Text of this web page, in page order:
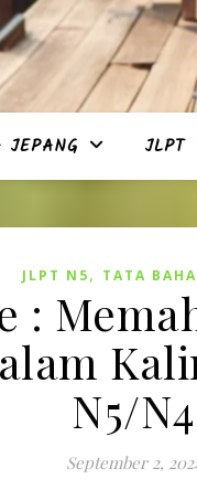
JEPANG JLPT
JLPT N5, TATA
:
N5/N4
September 2,